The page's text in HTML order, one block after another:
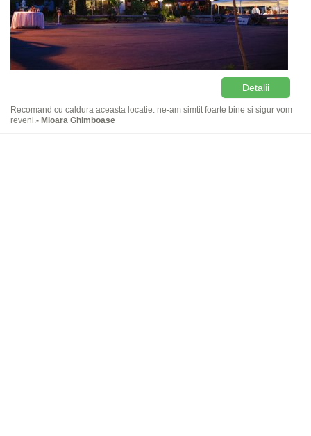
Detalii
Recomand cu caldura aceasta locatie. ne-am simtit foarte bine si sigur vom
reveni.- Mioara Ghimboase